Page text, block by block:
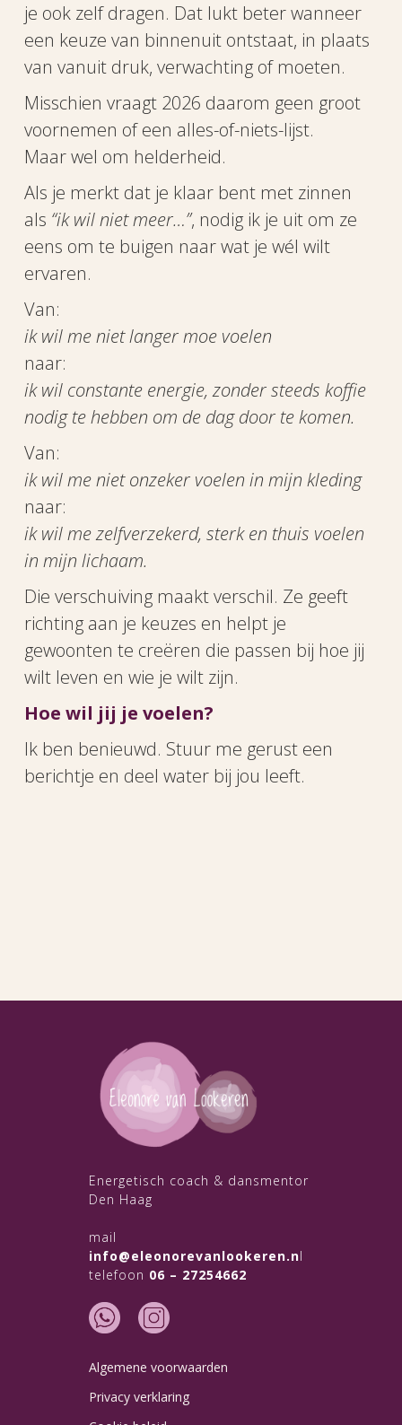
je ook zelf dragen. Dat lukt beter wanneer
een keuze van binnenuit ontstaat, in plaats
van vanuit druk, verwachting of moeten.
Misschien vraagt 2026 daarom geen groot
voornemen of een alles-of-niets-lijst.
Maar wel om helderheid.
Als je merkt dat je klaar bent met zinnen
als “ik wil niet meer…”, nodig ik je uit om ze
eens om te buigen naar wat je wél wilt
ervaren.
Van:
ik wil me niet langer moe voelen
naar:
ik wil constante energie, zonder steeds koffie
nodig te hebben om de dag door te komen.
Van:
ik wil me niet onzeker voelen in mijn kleding
naar:
ik wil me zelfverzekerd, sterk en thuis voelen
in mijn lichaam.
Die verschuiving maakt verschil. Ze geeft
richting aan je keuzes en helpt je
gewoonten te creëren die passen bij hoe jij
wilt leven en wie je wilt zijn.
Hoe wil jij je voelen?
Ik ben benieuwd. Stuur me gerust een
berichtje en deel water bij jou leeft.
Energetisch coach & dansmentor
Den Haag
mail
info@eleonorevanlookeren.nl
telefoon 06 – 27254662
Algemene voorwaarden
Privacy verklaring